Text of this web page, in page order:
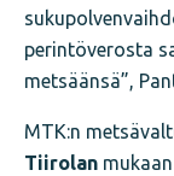
perintöverosta
metsäänsä”,
MTK:n
Tiirolan